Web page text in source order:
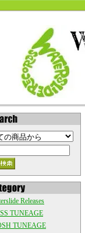
Releases
TUNEAGE
TUNEAGE